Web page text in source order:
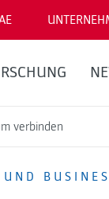
verbinden